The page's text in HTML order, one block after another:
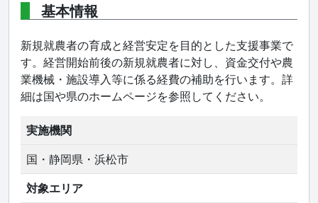
基本情報
新規就農者の育成と経営安定を目的とした支援事業で
す。経営開始前後の新規就農者に対し、資金交付や農
業機械・施設導入等に係る経費の補助を行います。詳
細は国や県のホームページを参照してください。
実施機関
国・静岡県・浜松市
対象エリア